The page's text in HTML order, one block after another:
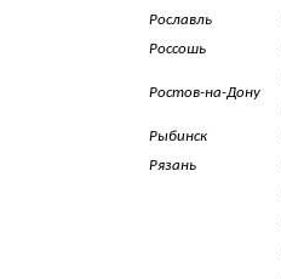
Рославль
Россошь
Ростов-на-Дону
Рыбинск
Рязань